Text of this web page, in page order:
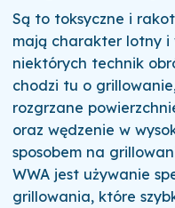
Są to toksyczne i
mają charakter lotny i
niektórych technik
chodzi tu o
rozgrzane
oraz wędzenie w
sposobem na
WWA jest używanie
grillowania, które